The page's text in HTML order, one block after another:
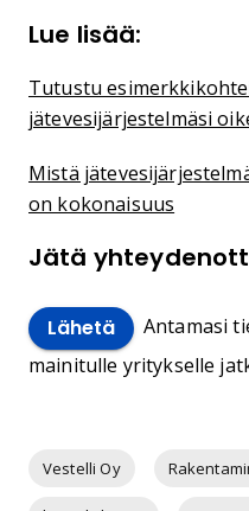
Lue lisää:
Tutustu
jätevesijärjestelmäsi
Mistä
on kokonaisuus
Jätä
Lähetä
Antamasi
mainitulle yritykselle
Vestelli Oy